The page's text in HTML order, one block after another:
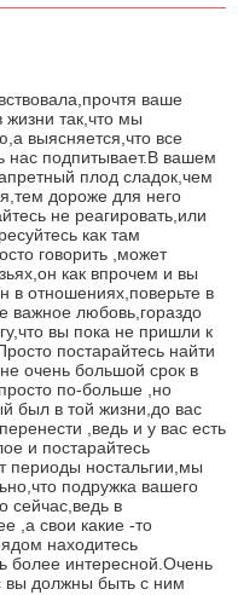
ваше
жизни так,что мы
выясняется,что все
нас подпитывает.В вашем
плод сладок,чем
дороже для него
не реагировать,или
как там
говорить ,может
как впрочем и вы
в отношениях,поверьте в
важное любовь,гораздо
вы пока не пришли к
постарайтесь найти
очень большой срок в
по-больше ,но
был в той жизни,до вас
,ведь и у вас есть
и постарайтесь
периоды ностальгии,мы
подружка вашего
сейчас,ведь в
,а свои какие -то
находитесь
более интересной.Очень
вы должны быть с ним